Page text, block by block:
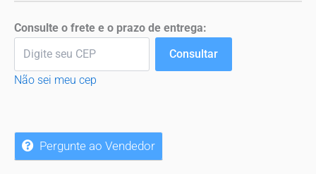
Consulte o frete e o prazo de entrega:
Consultar
Não sei meu cep
Pergunte ao Vendedor